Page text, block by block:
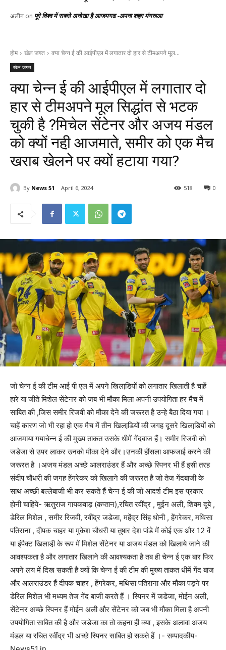
अलीन on पूरे विश्व में सबसे अनोखा है आजमगढ -अपना शहर मंगरूआ